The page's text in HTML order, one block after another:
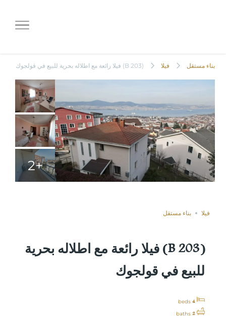
بناء مستقل فيلا (B 203) فيلا رائعة مع اطلاله بحرية للبيع في قولجوك
Share
+2
فيلا بناء مستقل
(B 203) فيلا رائعة مع اطلاله بحرية
للبيع في قولجوك
4
beds
2
baths